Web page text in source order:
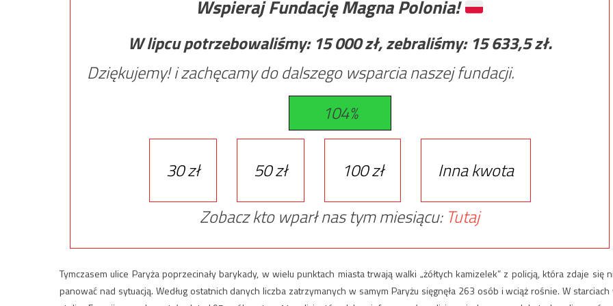
Wspieraj Fundację Magna Polonia!
W lipcu potrzebowaliśmy: 15 000zł, zebraliśmy: 15 633,5zł.
Dziękujemy! i zachęcamy do dalszego wsparcia naszej fundacji.
104%
30 zł 50 zł 100 zł
Inna kwota
Zobacz kto wparł nas tym miesiącu: Tutaj
Tymczasem ulice Paryża poprzecinały barykady, w wielu punktach miasta trwają walki „żółtych kamizelek” z policją, która zdaje się
panować nad sytuacją. Według ostatnich danych liczba zatrzymanych w samym Paryżu sięgnęła 263 osób i wciąż rośnie. W starciach